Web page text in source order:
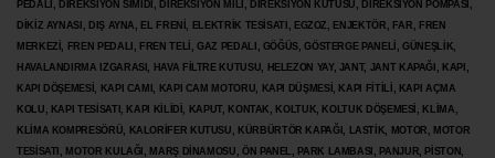
PEDALI, DİREKSİYON SİMİDİ, DİREKSİYON MİLİ, DİREKSİYON KUTUSU, DİREKSİYON POMPASI,
DİKİZ AYNASI, DIŞ AYNA, EL FRENİ, ELEKTRİK TESİSATI, EGZOZ, ENJEKTÖR,
FAR, FREN
MERKEZİ, FREN PEDALI, FREN TELİ, GAZ PEDALI, GÖĞÜS, GÖSTERGE PANELİ, GÜNEŞLİK,
HAVALANDIRMA IZGARASI, HAVA FİLTRE KUTUSU, HELEZON YAY, JANT, JANT KAPAĞI, KAPI,
KAPI DÖŞEMESİ, KAPI CAMI, KAPI CAM MOTORU, KAPI DÜŞMESİ, KAPI FİTİLİ, KAPI AÇMA
KOLU, KAPI TESİSATI, KAPI KİLİDİ, KAPUT, KONTAK, KOLTUK, KOLTUK DÖŞEMESİ, KLİMA,
KLİMA KOMPRESÖRÜ, KALORİFER KUTUSU, KÜRBÜRTÖR KAPAĞI, LASTİK, MOTOR, MOTOR
TESİSATI, MOTOR KULAĞI, MARŞ DİNAMOSU, ÖN PANEL, PARK LAMBASI, PANJUR, PİSTON,